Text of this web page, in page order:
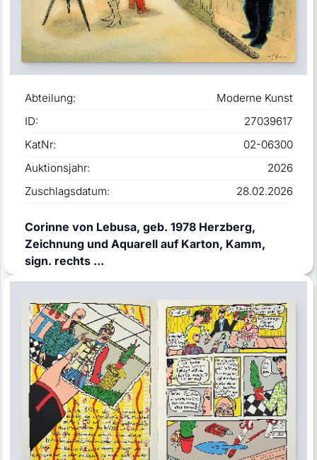
Abteilung:
Moderne Kunst
ID:
27039617
KatNr:
02-06300
Auktionsjahr:
2026
Zuschlagsdatum:
28.02.2026
Corinne von Lebusa, geb. 1978 Herzberg,
Zeichnung und Aquarell auf Karton, Kamm,
sign. rechts ...